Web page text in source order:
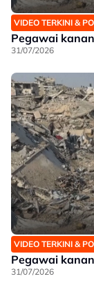
VIDEO TERKINI &
Pegawai
31/07/2026
VIDEO TERKINI &
Pegawai
31/07/2026